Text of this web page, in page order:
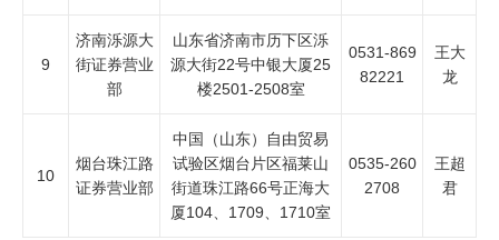
9
济南泺源大
街证券营业
部
山东省济南市历下区泺
源大街22号中银大厦25
楼2501-2508室
0531-869
82221
王大
龙
10
烟台珠江路
证券营业部
中国（山东）自由贸易
试验区烟台片区福莱山
街道珠江路66号正海大
厦104、1709、1710室
0535-260
2708
王超
君